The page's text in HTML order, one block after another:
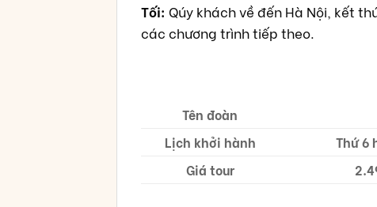
Tối: Qúy khách về đến Hà Nội, kết
các chương trình tiếp theo.
Tên đoàn
Lịch khởi hành
Thứ 6
Giá tour